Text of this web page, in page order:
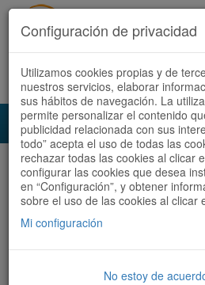
Acceder Registrate ahora
Audioruta Todas las rutas
Todas las rutas
Filtrar las rutas
Configuración de privacidad
Utilizamos cookies propias y de
nuestros servicios, elaborar
sus hábitos de navegación. La
permite personalizar el contenido
publicidad relacionada con sus
todo” acepta el uso de todas las
rechazar todas las cookies al clicar
configurar las cookies que desea
en “Configuración”, y obtener
sobre el uso de las cookies al clicar
Mi configuración
No estoy de